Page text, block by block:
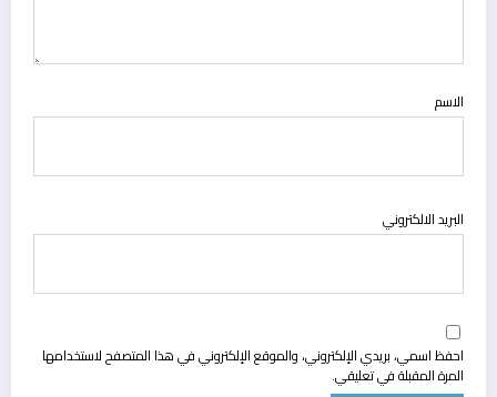
الاسم
البريد الالكتروني
احفظ اسمي، بريدي الإلكتروني، والموقع الإلكتروني في هذا المتصفح لاستخدامها
المرة المقبلة في تعليقي.